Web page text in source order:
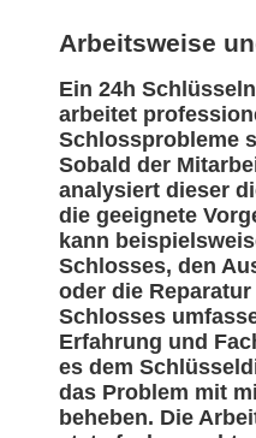
Arbeitsweise
Ein 24h
arbeitet
Schlossprobleme
Sobald der
analysiert dieser
die geeignete
kann
Schlosses, den
oder die
Schlosses
Erfahrung und
es dem
das Problem mit
beheben. Die